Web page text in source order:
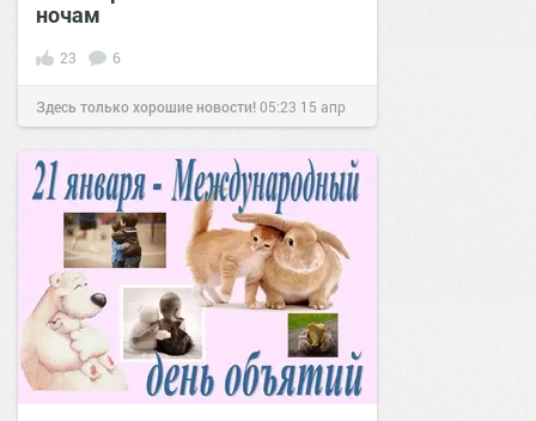
ночам
23 6
Здесь только хорошие новости!05:23 15 апр
2021